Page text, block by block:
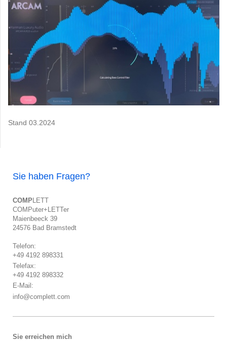
Stand 03.2024
Sie haben Fragen?
COMP LETT
COMPuter+LETTer
Maienbeeck 39
24576 Bad Bramstedt
Telefon:
+49 4192 898331
Telefax:
+49 4192 898332
E-Mail:
info@complett.com
Sie erreichen mich